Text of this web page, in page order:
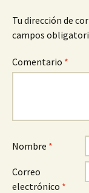
Tu dirección de
campos
Comentario *
Nombre *
Correo
electrónico *